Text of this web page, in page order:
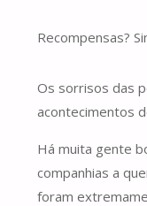
Recompensas?
Os sorrisos das
acontecimentos
Há muita gente
companhias a
foram